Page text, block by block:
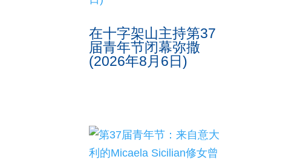
在十字架山主持第37
届青年节闭幕弥撒
(2026年8月6日)